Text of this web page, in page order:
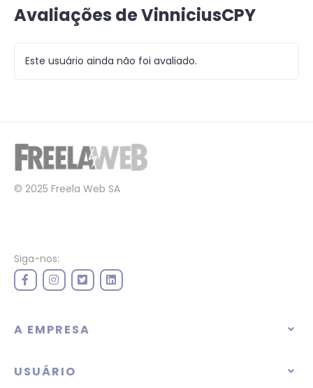
Avaliações de VinniciusCPY
Este usuário ainda não foi avaliado.
© 2025 Freela Web SA
Siga-nos:
A EMPRESA
USUÁRIO